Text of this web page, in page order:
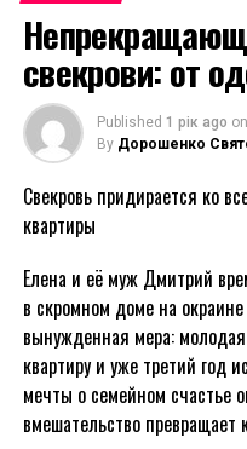
свекрови: от
Published 1 рік ago on
By Дорошенко
Свекровь придирается ко
квартиры
Елена и её муж Дмитрий
в скромном доме на
вынужденная мера:
квартиру и уже третий год
мечты о семейном счастье
вмешательство